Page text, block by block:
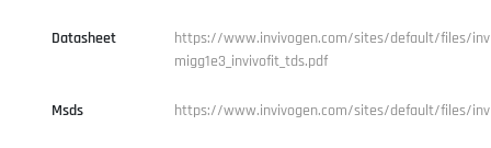
Datasheet
https://www.invivogen.com/sites/default/files/
migg1e3_invivofit_tds.pdf
Msds https://www.invivogen.com/sites/default/files/